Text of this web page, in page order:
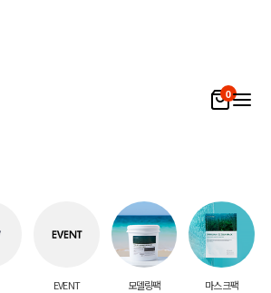
0
EVENT 모델링팩 마스크팩